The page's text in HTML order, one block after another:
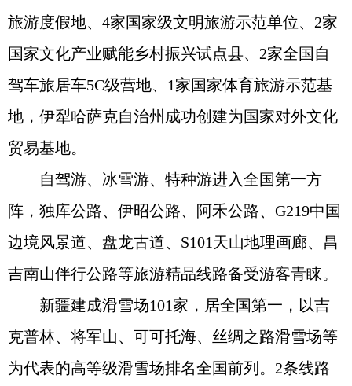
旅游度假地、4家国家级文明旅游示范单位、2家
国家文化产业赋能乡村振兴试点县、2家全国自
驾车旅居车5C级营地、1家国家体育旅游示范基
地，伊犁哈萨克自治州成功创建为国家对外文化
贸易基地。
自驾游、冰雪游、特种游进入全国第一方
阵，独库公路、伊昭公路、阿禾公路、G219中国
边境风景道、盘龙古道、S101天山地理画廊、昌
吉南山伴行公路等旅游精品线路备受游客青睐。
新疆建成滑雪场101家，居全国第一，以吉
克普林、将军山、可可托海、丝绸之路滑雪场等
为代表的高等级滑雪场排名全国前列。2条线路